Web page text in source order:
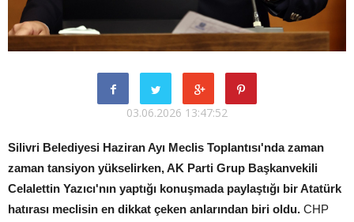
03.06.2026 13:47:52
Silivri Belediyesi Haziran Ayı Meclis Toplantısı'nda zaman
zaman tansiyon yükselirken, AK Parti Grup Başkanvekili
Celalettin Yazıcı'nın yaptığı konuşmada paylaştığı bir Atatürk
hatırası meclisin en dikkat çeken anlarından biri oldu. CHP